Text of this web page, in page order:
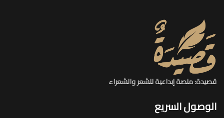
قصيدة: منصة إبداعية للشعر والشعراء
الوصول السريع